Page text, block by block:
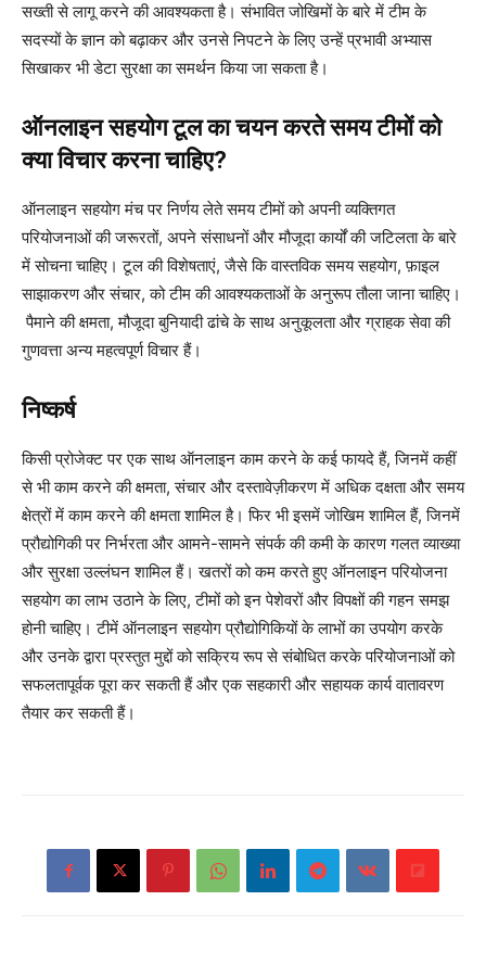
सख्ती से लागू करने की आवश्यकता है। संभावित जोखिमों के बारे में टीम के
सदस्यों के ज्ञान को बढ़ाकर और उनसे निपटने के लिए उन्हें प्रभावी अभ्यास
सिखाकर भी डेटा सुरक्षा का समर्थन किया जा सकता है।
ऑनलाइन सहयोग टूल का चयन करते समय टीमों को
क्या विचार करना चाहिए?
ऑनलाइन सहयोग मंच पर निर्णय लेते समय टीमों को अपनी व्यक्तिगत
परियोजनाओं की जरूरतों, अपने संसाधनों और मौजूदा कार्यों की जटिलता के बारे
में सोचना चाहिए। टूल की विशेषताएं, जैसे कि वास्तविक समय सहयोग, फ़ाइल
साझाकरण और संचार, को टीम की आवश्यकताओं के अनुरूप तौला जाना चाहिए।
पैमाने की क्षमता, मौजूदा बुनियादी ढांचे के साथ अनुकूलता और ग्राहक सेवा की
गुणवत्ता अन्य महत्वपूर्ण विचार हैं।
निष्कर्ष
किसी प्रोजेक्ट पर एक साथ ऑनलाइन काम करने के कई फायदे हैं, जिनमें कहीं
से भी काम करने की क्षमता, संचार और दस्तावेज़ीकरण में अधिक दक्षता और समय
क्षेत्रों में काम करने की क्षमता शामिल है। फिर भी इसमें जोखिम शामिल हैं, जिनमें
प्रौद्योगिकी पर निर्भरता और आमने-सामने संपर्क की कमी के कारण गलत व्याख्या
और सुरक्षा उल्लंघन शामिल हैं। खतरों को कम करते हुए ऑनलाइन परियोजना
सहयोग का लाभ उठाने के लिए, टीमों को इन पेशेवरों और विपक्षों की गहन समझ
होनी चाहिए। टीमें ऑनलाइन सहयोग प्रौद्योगिकियों के लाभों का उपयोग करके
और उनके द्वारा प्रस्तुत मुद्दों को सक्रिय रूप से संबोधित करके परियोजनाओं को
सफलतापूर्वक पूरा कर सकती हैं और एक सहकारी और सहायक कार्य वातावरण
तैयार कर सकती हैं।